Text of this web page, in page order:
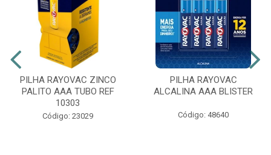
PILHA RAYOVAC ZINCO
PALITO AAA TUBO REF
10303
Código: 23029
PILHA RAYOVAC
ALCALINA AAA BLISTER
Código: 48640